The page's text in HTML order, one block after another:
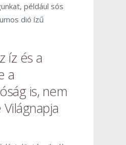
például sós
dió ízű
íz és a
a
is, nem